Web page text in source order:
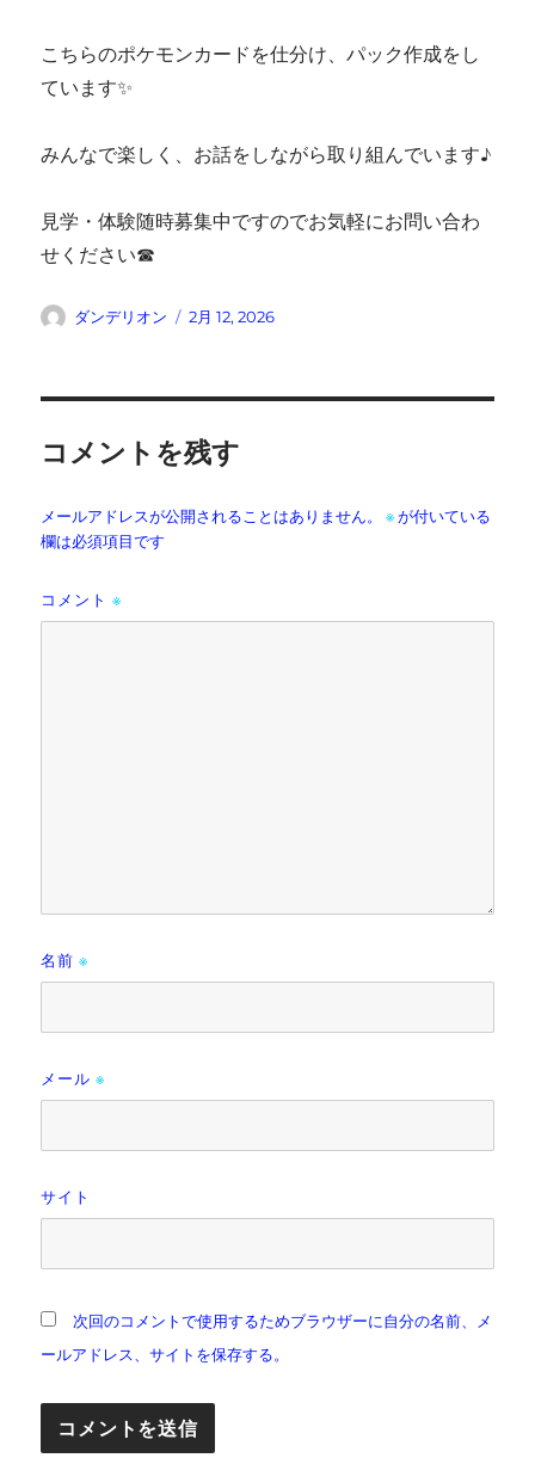
こちらのポケモンカードを仕分け、パック作成をし
ています✨
みんなで楽しく、お話をしながら取り組んでいます♪
見学・体験随時募集中ですのでお気軽にお問い合わ
せください☎
投
ダンデリオン
投
2月 12, 2026
コメントを残す
メールアドレスが公開されることはありません。 ※が付いている
欄は必須項目です
コメント※
名前※
メール※
サイト
次回のコメントで使用するためブラウザーに自分の名前、メ
ールアドレス、サイトを保存する。